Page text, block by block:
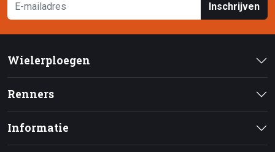
Inschrijven
Wielerploegen
Renners
Informatie